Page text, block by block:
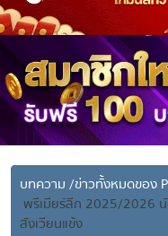
บทความ /ข่าวทั้งหมดของ
พรีเมียร์ลีก 2025/2026
สังเวียนแข้ง